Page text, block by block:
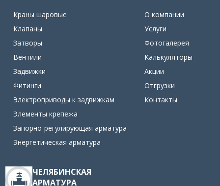
Краны шаровые
Клапаны
Затворы
Вентили
Задвижки
Фитинги
Электроприводы к задвижкам
Элементы крепежа
Запорно-регулирующая арматура
Энергетическая арматура
О компании
Услуги
Фотогалерея
Калькуляторы
Акции
Отгрузки
Контакты
ЧЕЛЯБИНСКАЯ
АРМАТУРА